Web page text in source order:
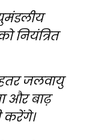
नियंत्रित
जलवायु
और बाढ़
करेंगे।